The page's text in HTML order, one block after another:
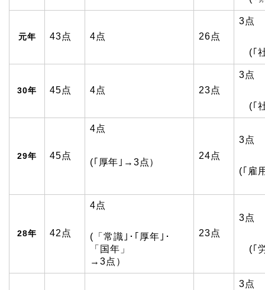
元年 43点 4点 26点
3点
(｢
30年 45点 4点 23点
3点
(｢
29年 45点
4点
(｢厚年｣→3点）
24点
3点
(｢雇
28年 42点
4点
(「常識｣･｢厚年｣･
「国年」
→3点）
23点
3点
(｢
3点